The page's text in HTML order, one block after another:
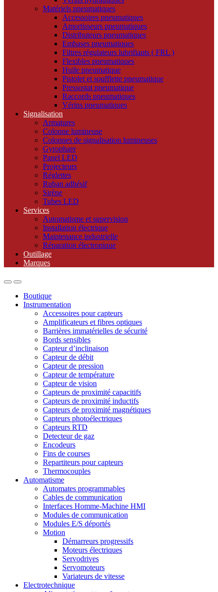
Matériels pneumatiques
Accessoires pneumatiques
Amortisseurs pneumatiques
Distributeurs pneumatiques
Embases pneumatiques
Filtres régulateurs lubrifiants ( FRL )
Flexibles pneumatiques
Huile pneumatique
Pistolet et soufflette pneumatique
Pressostat pneumatique
Raccords pneumatiques
Vérins pneumatiques
Signalisation
Armatures
Colonne lumineuse
Colonnes de signalisation lumineuses
Gyrophare
Panel LED
Projecteurs
Réglettes
Ruban adhésif
Sirène
Tubes LED
Services
Automatisme et supervision
Installation électrique
Maintenance industrielle
Réparation électronique
Outillage
Marques
Boutique
Instrumentation
Accessoires pour capteurs
Amplificateurs et fibres optiques
Barrières immatérielles de sécurité
Bords sensibles
Capteur d’inclinaison
Capteur de débit
Capteur de pression
Capteur de température
Capteur de vision
Capteurs de proximité capacitifs
Capteurs de proximité inductifs
Capteurs de proximité magnétiques
Capteurs photoélectriques
Capteurs RTD
Detecteur de gaz
Encodeurs
Fins de courses
Repartiteurs pour capteurs
Thermocouples
Automatisme
Automates programmables
Cables de communication
Interfaces Homme-Machine HMI
Modules de communication
Modules E/S déportés
Motion
Démarreurs progressifs
Moteurs électriques
Servodrives
Servomoteurs
Variateurs de vitesse
Electrotechnique